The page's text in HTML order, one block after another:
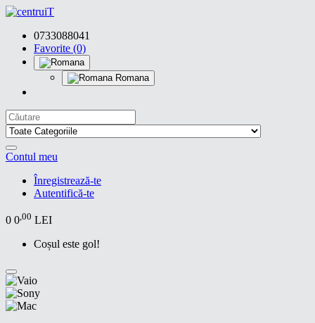
0733088041
Favorite (0)
Romana
Contul meu
Înregistrează-te
Autentifică-te
0 0,00 LEI
Coșul este gol!